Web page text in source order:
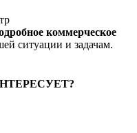
коммерческое
ситуации и задачам.